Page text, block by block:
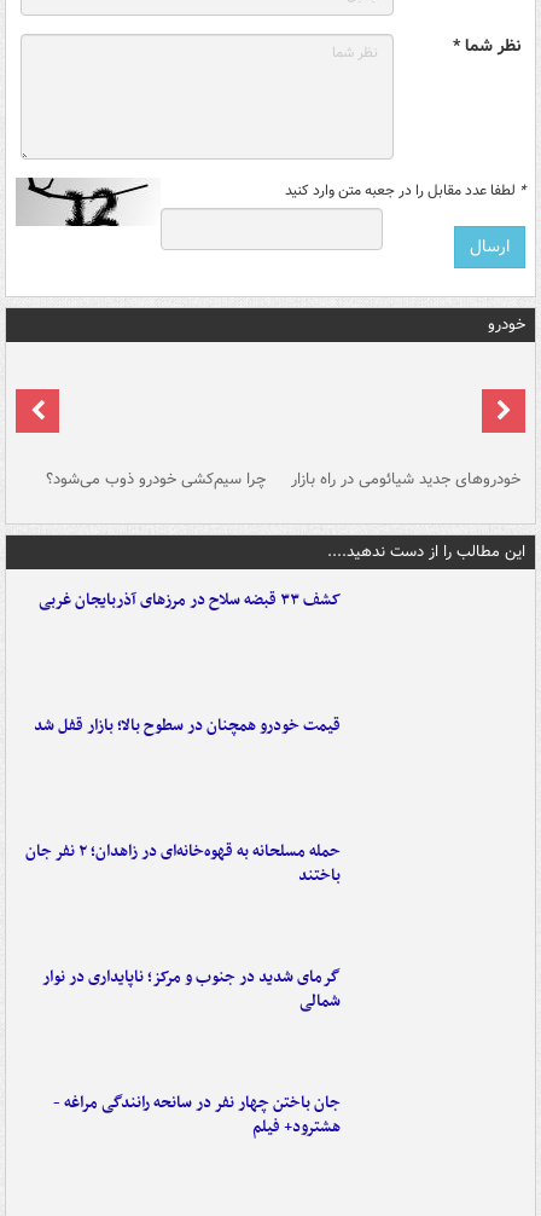
نظر شما *
* لطفا عدد مقابل را در جعبه متن وارد کنید
خودرو
خودروهای جدید شیائومی در راه بازار چرا سیم‌کشی خودرو ذوب می‌شود؟
این مطالب را از دست ندهید....
کشف ۳۳ قبضه سلاح در مرزهای آذربایجان غربی
قیمت خودرو همچنان در سطوح بالا؛ بازار قفل شد
حمله مسلحانه به قهوه‌خانه‌ای در زاهدان؛ ۲ نفر جان
باختند
گرمای شدید در جنوب و مرکز؛ ناپایداری در نوار
شمالی
جان باختن چهار نفر در سانحه رانندگی مراغه -
هشترود+ فیلم